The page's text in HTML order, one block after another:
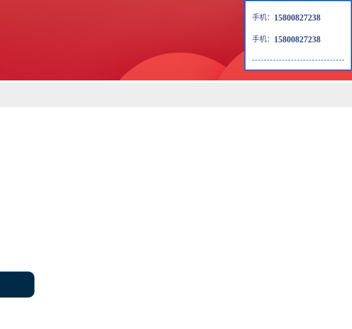
手机： 15800827238
手机： 15800827238